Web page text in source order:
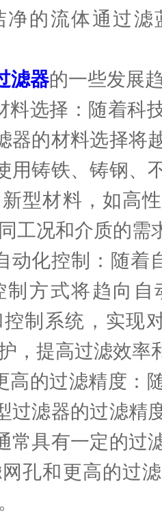
净的流体通过滤
滤器的一些发展
选择：随着科技
器的材料选择将
用铸铁、铸钢、
型材料，如高
工况和介质的需
化控制：随着
制方式将趋向自
制系统，实现
，提高过滤效率
的过滤精度：随
过滤器的过滤精
常具有一定的过
孔和更高的过